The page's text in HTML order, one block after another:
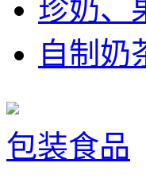
珍奶、
自制奶
包装食品